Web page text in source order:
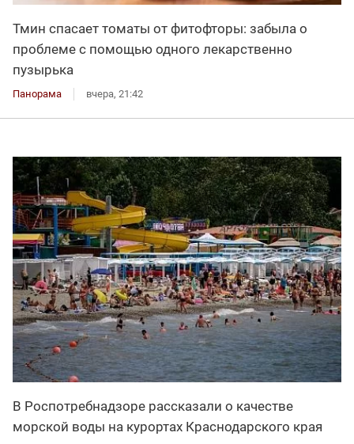
Тмин спасает томаты от фитофторы: забыла о
проблеме с помощью одного лекарственно
пузырька
Панорама вчера, 21:42
В Роспотребнадзоре рассказали о качестве
морской воды на курортах Краснодарского края